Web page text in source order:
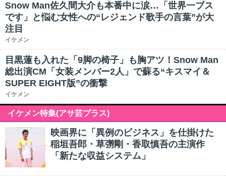
Snow Man佐久間大介も本番中に涙…「世界一ブス
です」と悩む女性への“レジェンド歌手の言葉”が大
注目
イケメン
目黒蓮も入れた「9脚の椅子」も胸アツ！Snow Man
総出演CM「女装メンバー2人」で蘇る“キスマイ＆
SUPER EIGHT版”の衝撃
イケメン
イケメン特集(アサ芸プラス)
映画界に「異例のビジネス」を仕掛けた
稲垣吾郎・草彅剛・香取慎吾の主演作
「新たな収益システム」